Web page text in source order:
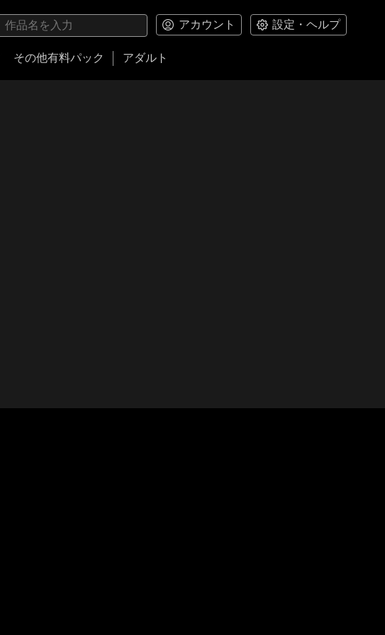
アカウント 設定・ヘルプ
その他有料パック アダルト